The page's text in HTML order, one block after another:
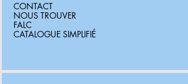
CONTACT
NOUS TROUVER
FALC
CATALOGUE SIMPLIFIÉ